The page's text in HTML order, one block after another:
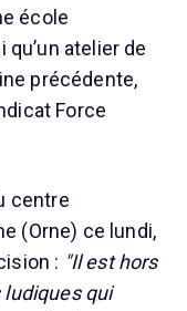
école
atelier de
précédente,
Force
centre
(Orne) ce lundi,
: "Il est hors
ludiques qui